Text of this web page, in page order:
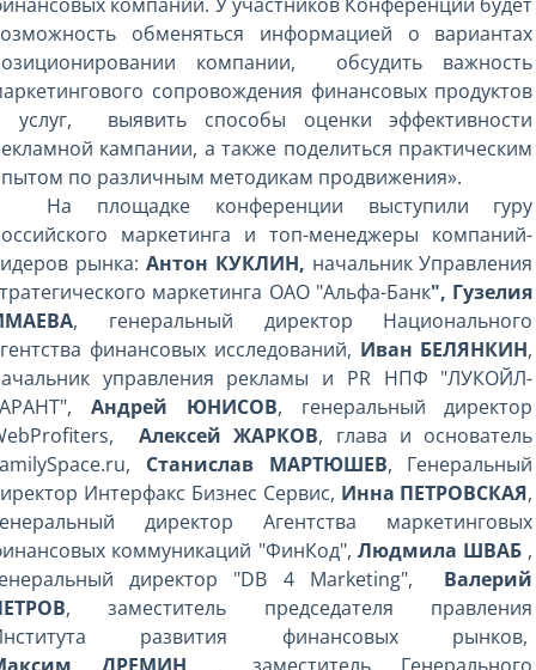
обменяться информацией о вариантах
компании,
обсудить важность
сопровождения финансовых продуктов
услуг,
выявить способы оценки эффективности
кампании, а также поделиться практическим
по различным методикам продвижения».
На площадке конференции выступили гуру
маркетинга и топ-менеджеры компаний-
рынка: Антон КУКЛИН, начальник Управления
маркетинга ОАО "Альфа-Банк", Гузелия
, генеральный директор Национального
финансовых исследований, Иван БЕЛЯНКИН,
управления рекламы и PR НПФ "ЛУКОЙЛ-
Андрей ЮНИСОВ, генеральный директор
Алексей ЖАРКОВ, глава и основатель
Станислав МАРТЮШЕВ, Генеральный
Интерфакс Бизнес Сервиc, Инна ПЕТРОВСКАЯ,
директор Агентства маркетинговых
коммуникаций "ФинКод", Людмила ШВАБ ,
директор "DB 4 Marketing", Валерий
, заместитель председателя правления
развития финансовых рынков,